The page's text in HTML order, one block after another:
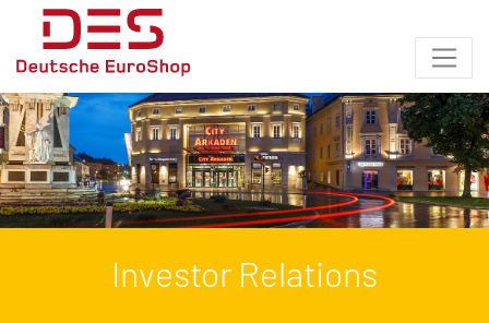
Investor Relations